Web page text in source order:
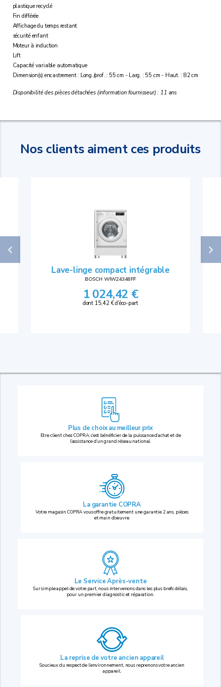
plastique recyclé
Fin différée
Affichage du temps restant
sécurité enfant
Moteur à induction
Lift
Capacité variable automatique
Dimension(s) encastrement : Long./prof. : 55 cm - Larg. : 55 cm - Haut. : 82 cm
Disponibilité des pièces détachées (information fournisseur) : 11 ans
Nos clients aiment ces produits
Lave-linge compact intégrable
BOSCH WIW24348FF
1 024,42 €
dont 15,42 € d'éco-part
Plus de choix au meilleur prix
Etre client chez COPRA, c’est bénéficier de la puissance d’achat et de
l’assistance d’un grand réseau national.
La garantie COPRA
Votre magasin COPRA vous offre gratuitement une garantie 2 ans, pièces
et main d’oeuvre.
Le Service Après-vente
Sur simple appel de votre part, nous intervenons dans les plus brefs délais,
pour un premier diagnostic et réparation.
La reprise de votre ancien appareil
Soucieux du respect de l’environnement, nous reprenons votre ancien
appareil.